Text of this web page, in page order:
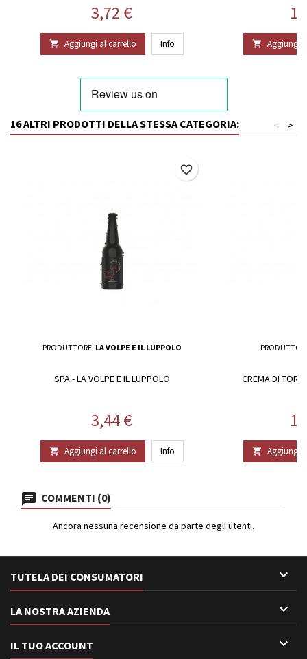
Prezzo
3,72 €
 Aggiungi al carrello Info  Aggiungi
16 ALTRI PRODOTTI DELLA STESSA CATEGORIA: >
<
PRODUTTORE: LA VOLPE E IL LUPPOLO
SPA - LA VOLPE E IL LUPPOLO
Prezzo
3,44 €
 Aggiungi al carrello Info
favorite_border
CREMA DI
 Aggiungi
COMMENTI (0)
Ancora nessuna recensione da parte degli utenti.
TUTELA DEI CONSUMATORI 
LA NOSTRA AZIENDA 
IL TUO ACCOUNT 